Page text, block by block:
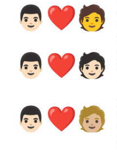
👨🏻‍❤️‍🧑
👨🏻‍❤️‍🧑🏻
👨🏻‍❤️‍🧑🏼